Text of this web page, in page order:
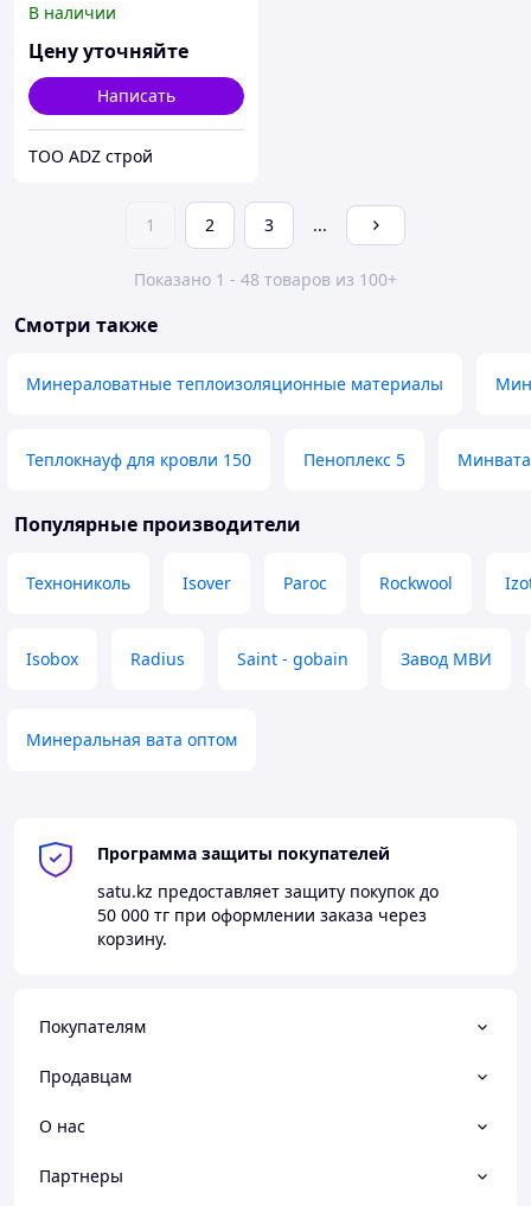
В наличии
Цену уточняйте
Написать
ТОО ADZ строй
1 2 3 ...
Показано 1 - 48 товаров из 100+
Смотри также
Минераловатные теплоизоляционные материалы
Теплокнауф для кровли 150 Пеноплекс 5
Популярные производители
Технониколь Isover Paroc Rockwool
Isobox Radius Saint - gobain Завод МВИ
Минеральная вата оптом
Программа защиты покупателей
satu.kz предоставляет защиту покупок до
50 000 тг при оформлении заказа через
корзину.
Покупателям
Продавцам
О нас
Партнеры